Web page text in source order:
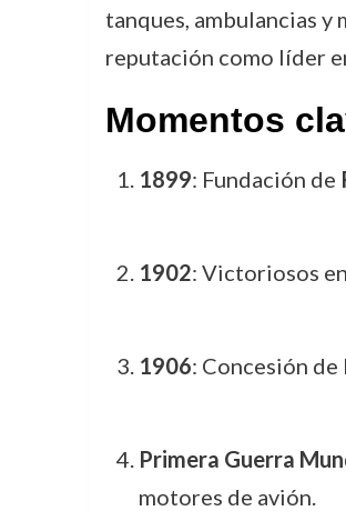
tanques, ambulancias
reputación como líder
Momentos
1899: Fundación de
1902: Victoriosos
1906: Concesión de
Primera Guerra
motores de avión.